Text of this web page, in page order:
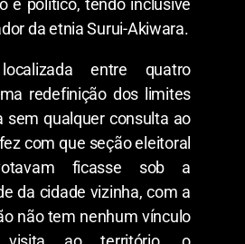
e político, tendo inclusive
da etnia Surui-Akiwara.
entre quatro
redefinição dos limites
sem qualquer consulta ao
com que seção eleitoral
ficasse sob a
da cidade vizinha, com a
não tem nenhum vínculo